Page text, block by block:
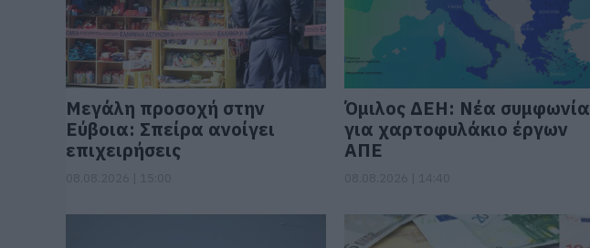
Μεγάλη προσοχή στην
Εύβοια: Σπείρα ανοίγει
επιχειρήσεις
Όμιλος ΔΕΗ: Νέα συμφωνία
για χαρτοφυλάκιο έργων
ΑΠΕ